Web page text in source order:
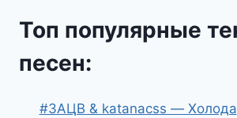
Топ популярные
песен:
#ЗАЦВ & katanacss — Холода